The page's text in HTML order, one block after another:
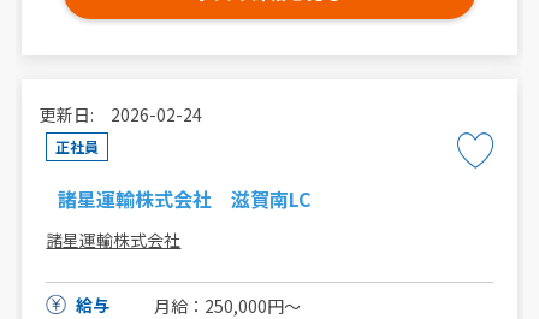
更新日: 2026-02-24
正社員
諸星運輸株式会社 滋賀南LC
諸星運輸株式会社
給与
月給：250,000円〜